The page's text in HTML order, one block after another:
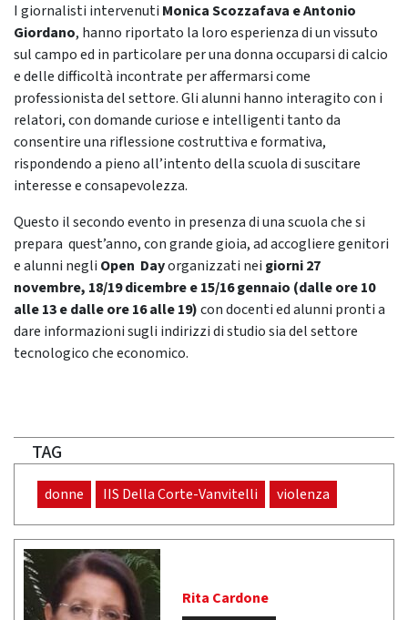
I giornalisti intervenuti Monica Scozzafava e Antonio
Giordano, hanno riportato la loro esperienza di un vissuto
sul campo ed in particolare per una donna occuparsi di calcio
e delle difficoltà incontrate per affermarsi come
professionista del settore. Gli alunni hanno interagito con i
relatori, con domande curiose e intelligenti tanto da
consentire una riflessione costruttiva e formativa,
rispondendo a pieno all’intento della scuola di suscitare
interesse e consapevolezza.
Questo il secondo evento in presenza di una scuola che si
prepara quest’anno, con grande gioia, ad accogliere genitori
e alunni negli Open Dayorganizzati nei giorni 27
novembre, 18/19 dicembre e 15/16 gennaio (dalle ore 10
alle 13 e dalle ore 16 alle 19)con docenti ed alunni pronti a
dare informazioni sugli indirizzi di studio sia del settore
tecnologico che economico.
TAG
donne IIS Della Corte-Vanvitelli violenza
Rita Cardone